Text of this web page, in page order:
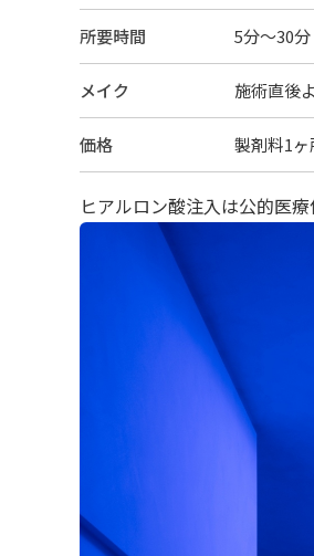
所要時間 5分～30分
メイク 施術直後
価格 製剤料1
ヒアルロン酸注入は公的医